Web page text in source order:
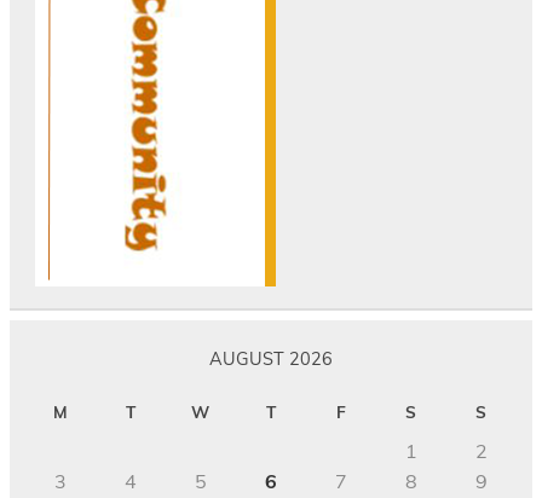
AUGUST 2026
M T W T F S S
1
2
3
4 5 6 7 8
9